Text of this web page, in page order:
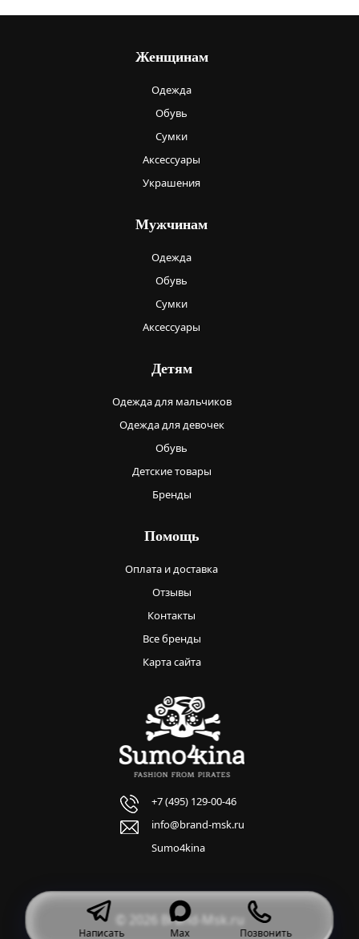
Женщинам
Одежда
Обувь
Сумки
Аксессуары
Украшения
Мужчинам
Одежда
Обувь
Сумки
Аксессуары
Детям
Одежда для мальчиков
Одежда для девочек
Обувь
Детские товары
Бренды
Помощь
Оплата и доставка
Отзывы
Контакты
Все бренды
Карта сайта
+7 (495) 129-00-46
info@brand-msk.ru
Sumo4kina
© 2026 Brand-Msk.ru
Написать Max Позвонить